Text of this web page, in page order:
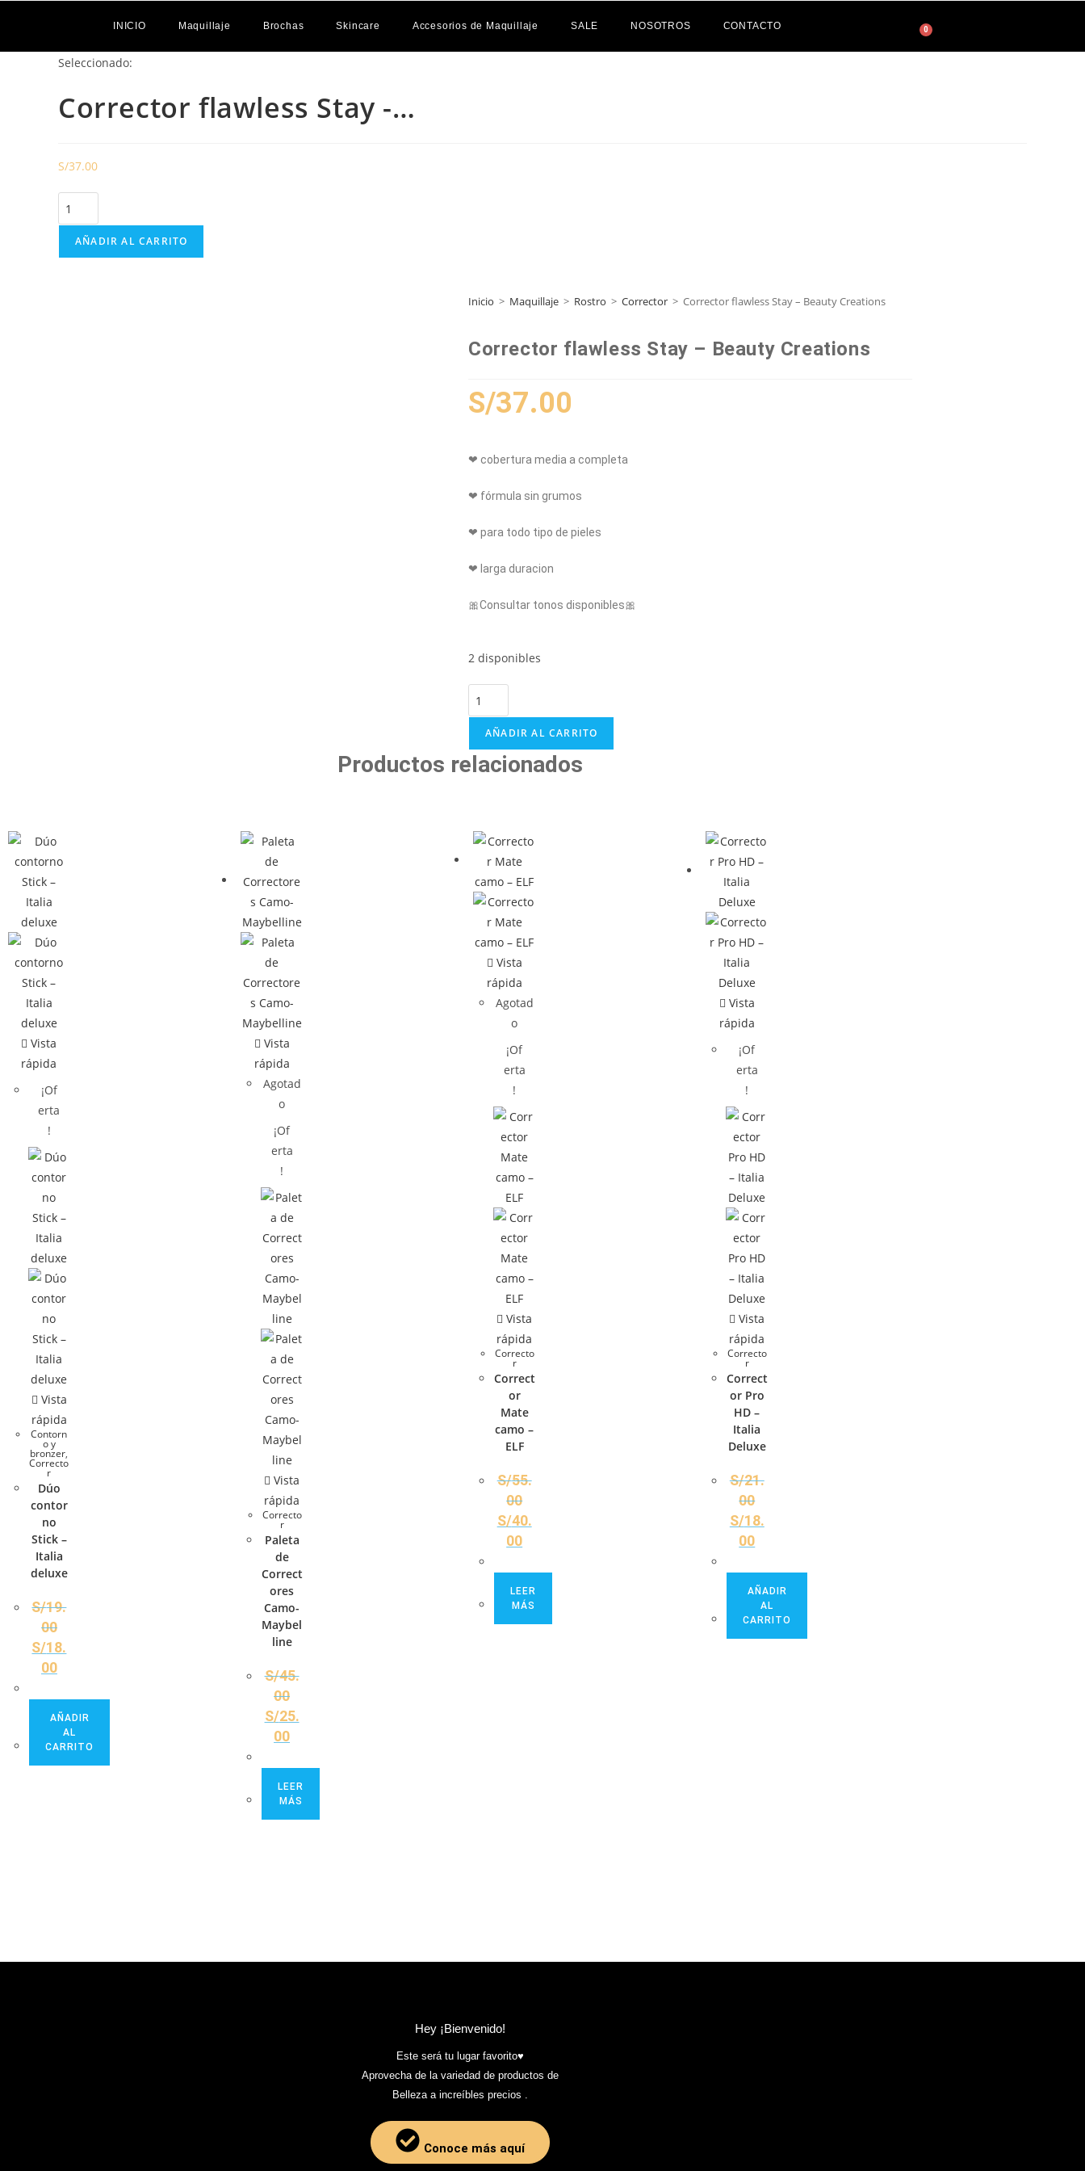
INICIO Maquillaje Brochas Skincare Accesorios de Maquillaje SALE NOSOTROS CONTACTO 0
Seleccionado:
Corrector flawless Stay -…
S/37.00
AÑADIR AL CARRITO
Inicio > Maquillaje > Rostro > Corrector > Corrector flawless Stay – Beauty Creations
Corrector flawless Stay – Beauty Creations
S/37.00
❤ cobertura media a completa
❤ fórmula sin grumos
❤ para todo tipo de pieles
❤ larga duracion
🎀Consultar tonos disponibles🎀
2 disponibles
AÑADIR AL CARRITO
Productos relacionados
Vista
rápida
¡Of
erta
!
Vista
rápida
Contorn
o y
bronzer,
Correcto
r
Dúo
contor
no
Stick –
Italia
deluxe
S/19.
00
S/18.
00
AÑADIR
AL
CARRITO
Vista
rápida
Agotad
o
¡Of
erta
!
Vista
rápida
Correcto
r
Paleta
de
Correct
ores
Camo-
Maybel
line
S/45.
00
S/25.
00
LEER
MÁS
Vista
rápida
Agotad
o
¡Of
erta
!
Vista
rápida
Correcto
r
Correct
or
Mate
camo –
ELF
S/55.
00
S/40.
00
LEER
MÁS
Vista
rápida
¡Of
erta
!
Vista
rápida
Correcto
r
Correct
or Pro
HD –
Italia
Deluxe
S/21.
00
S/18.
00
AÑADIR
AL
CARRITO
Hey ¡Bienvenido!
Este será tu lugar favorito♥️
Aprovecha de la variedad de productos de
Belleza a increíbles precios .
Conoce más aquí